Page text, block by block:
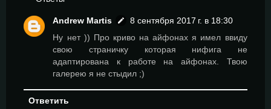
Andrew Martis
8 сентября 2017 г. в 18:30
Ну нет )) Про криво на айфонах я имел ввиду
свою страничку которая нифига не
адаптирована к работе на айфонах. Твою
галерею я не стыдил ;)
Ответить